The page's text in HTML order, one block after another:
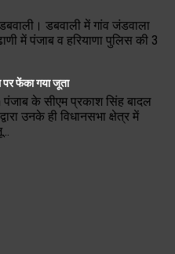
डबवाली में गांव जंडवाला
में पंजाब व हरियाणा पुलिस की 3
फेंका गया जूता
के सीएम प्रकाश सिंह बादल
उनके ही विधानसभा क्षेत्र में